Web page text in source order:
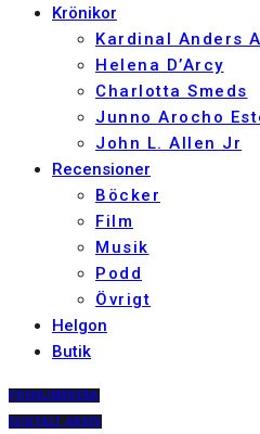
Krönikor
Kardinal Anders
Helena D’Arcy
Charlotta Smeds
Junno Arocho
John L. Allen Jr
Recensioner
Böcker
Film
Musik
Podd
Övrigt
Helgon
Butik
PRENUMERERA
DIGITALT ARKIV